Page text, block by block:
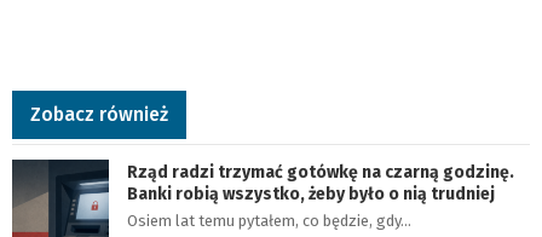
Zobacz również
Rząd radzi trzymać gotówkę na czarną godzinę.
Banki robią wszystko, żeby było o nią trudniej
Osiem lat temu pytałem, co będzie, gdy…